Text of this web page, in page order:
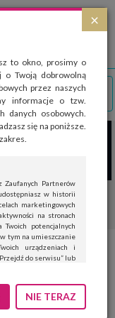
×
to okno, prosimy o
Twoją dobrowolną
przez naszych
informacje o tzw.
danych osobowych.
się na poniższe.
Zaufanych Partnerów
w historii
marketingowych
na stronach
potencjalnych
tym na umieszczanie
urządzeniach i
do serwisu” lub
zakres zgody, w tym
NIE TERAZ
do celów statystycznych.
zapisanie ich w pamięci